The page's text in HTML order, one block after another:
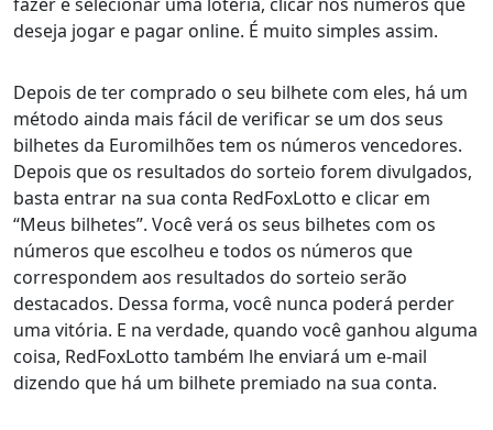
deseja jogar e pagar online. É muito simples assim.
Depois de ter comprado o seu bilhete com eles, há um
método ainda mais fácil de verificar se um dos seus
bilhetes da Euromilhões tem os números vencedores.
Depois que os resultados do sorteio forem divulgados,
basta entrar na sua conta RedFoxLotto e clicar em
“Meus bilhetes”. Você verá os seus bilhetes com os
números que escolheu e todos os números que
correspondem aos resultados do sorteio serão
destacados. Dessa forma, você nunca poderá perder
uma vitória. E na verdade, quando você ganhou alguma
coisa, RedFoxLotto também lhe enviará um e-mail
dizendo que há um bilhete premiado na sua conta.